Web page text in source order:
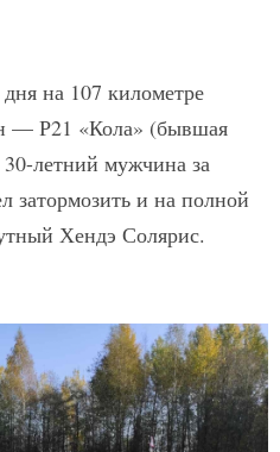
на 107 километре
— Р21 «Кола» (бывшая
летний мужчина за
затормозить и на полной
Хендэ Солярис.